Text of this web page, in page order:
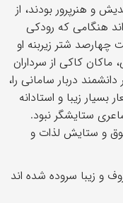
و هنرپرور بودند، از
هنگامی که رودکی
چهارصد شتر زیربنه او
ماکان کاکی از سرداران
دربار سامانی را،
زیبا و استادانه
ستایشگر نبود.
و ستایش لذات و
و زیبا سروده شده اند